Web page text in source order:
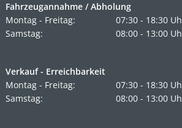
Fahrzeugannahme / Abholung
Montag - Freitag:
07:30 - 18:30
Samstag:
08:00 - 13:00
Verkauf - Erreichbarkeit
Montag - Freitag:
07:30 - 18:30
Samstag:
08:00 - 13:00